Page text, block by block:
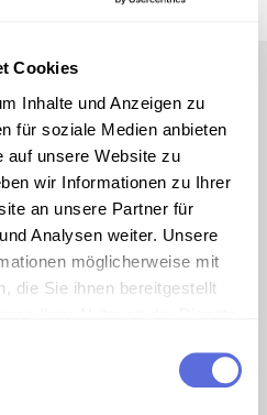
Cookies
Inhalte und Anzeigen zu
für soziale Medien anbieten
auf unsere Website zu
wir Informationen zu Ihrer
an unsere Partner für
Analysen weiter. Unsere
möglicherweise mit
die Sie ihnen bereitgestellt